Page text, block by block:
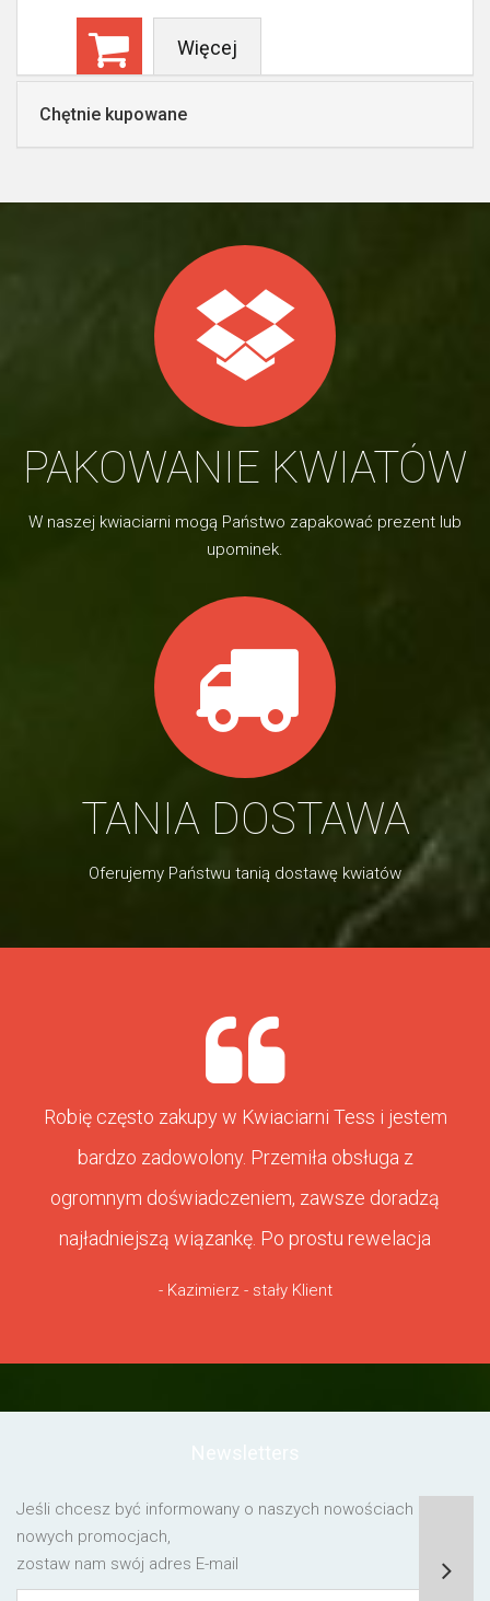
Więcej
Chętnie kupowane
PAKOWANIE KWIATÓW
W naszej kwiaciarni mogą Państwo zapakować prezent lub
upominek.
TANIA DOSTAWA
Oferujemy Państwu tanią dostawę kwiatów
Robię często zakupy w Kwiaciarni Tess i jestem
bardzo zadowolony. Przemiła obsługa z
ogromnym doświadczeniem, zawsze doradzą
najładniejszą wiązankę. Po prostu rewelacja
- Kazimierz - stały Klient
Jeśli chcesz być informowany o naszych nowościach lub o
nowych promocjach,
zostaw nam swój adres E-mail